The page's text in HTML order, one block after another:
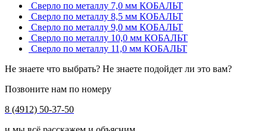
Сверло по металлу 7,0 мм КОБАЛЬТ
Сверло по металлу 8,5 мм КОБАЛЬТ
Сверло по металлу 9,0 мм КОБАЛЬТ
Сверло по металлу 10,0 мм КОБАЛЬТ
Сверло по металлу 11,0 мм КОБАЛЬТ
Не знаете что выбрать? Не знаете подойдет ли это вам?
Позвоните нам по номеру
8 (4912) 50-37-50